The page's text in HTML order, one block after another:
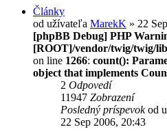
Články
od užívateľa MarekK » 22
[phpBB Debug] PHP
[ROOT]/vendor/twig/twig/
on line 1266: count():
object that implements
2 Odpovedí
11947 Zobrazení
Posledný príspevokod
22 Sep 2006, 20:43